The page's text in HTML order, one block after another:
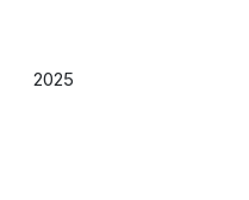
2025